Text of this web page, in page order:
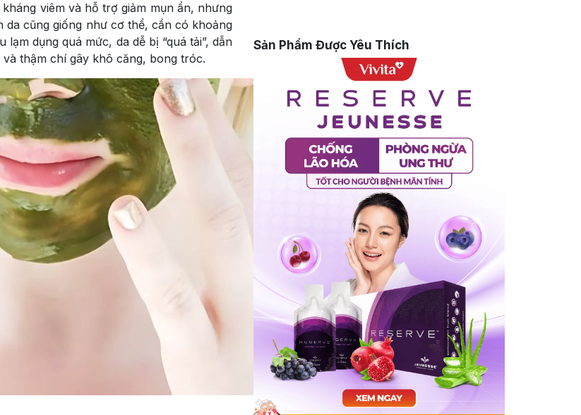
viêm và hỗ trợ giảm mụn ẩn, nhưng
da cũng giống như cơ thể, cần có khoảng
dụng quá mức, da dễ bị “quá tải”, dẫn
thậm chí gây khô căng, bong tróc.
Sản Phẩm Được Yêu Thích